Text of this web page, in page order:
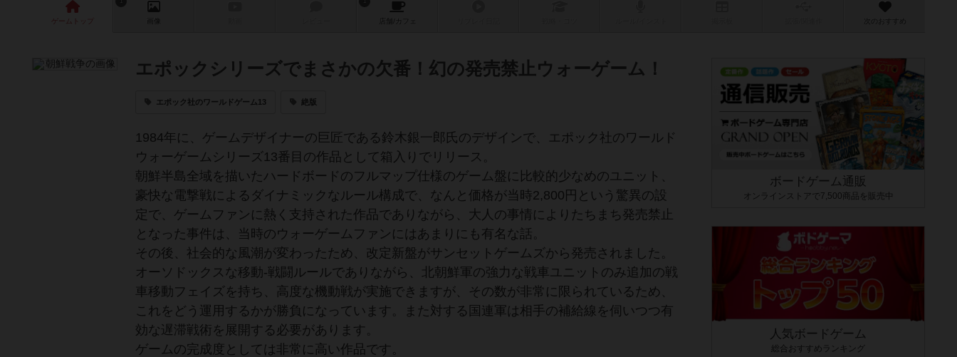
ゲーム 画像 店舗/ カフェ 次のおすすめ
エポックシリーズでまさかの欠番！幻の発売禁止ウォーゲーム！
エポック社のワールドゲーム13 絶版
1984年に、ゲームデザイナーの巨匠である鈴木銀一郎氏のデザインで、エポック社のワールド
ウォーゲームシリーズ13番目の作品として箱入りでリリース。
朝鮮半島全域を描いたハードボードのフルマップ仕様のゲーム盤に比較的少なめのユニット、
豪快な電撃戦によるダイナミックなルール構成で、なんと価格が当時2,800円という驚異の設
定で、ゲームファンに熱く支持された作品でありながら、大人の事情によりたちまち発売禁止
となった事件は、当時のウォーゲームファンにはあまりにも有名な話。
その後、社会的な風潮が変わったため、改定新盤がサンセットゲームズから発売されました。
オーソドックスな移動-戦闘ルールでありながら、北朝鮮軍の強力な戦車ユニットのみ追加の戦
車移動フェイズを持ち、高度な機動戦が実施できますが、その数が非常に限られているため、
これをどう運用するかが勝負になっています。また対する国連軍は相手の補給線を伺いつつ有
効な遅滞戦術を展開する必要があります。
ゲームの完成度としては非常に高い作品です。
ボードゲーム通販
オンラインストアで7,500商品を販売中
人気ボードゲーム
総合おすすめランキング